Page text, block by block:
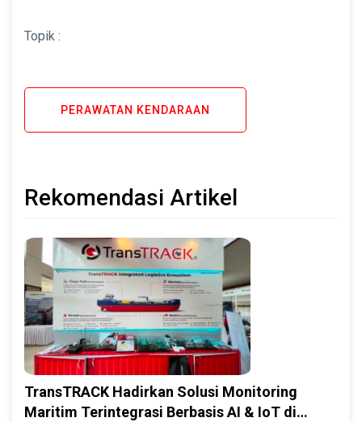
Topik :
PERAWATAN KENDARAAN
Rekomendasi Artikel
TransTRACK Hadirkan Solusi Monitoring
Maritim Terintegrasi Berbasis AI & IoT di